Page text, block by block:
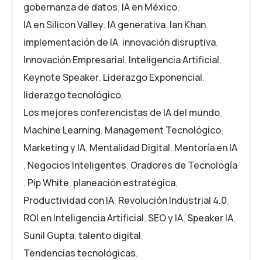
gobernanza de datos, IA en México,
IA en Silicon Valley, IA generativa, Ian Khan,
implementación de IA, innovación disruptiva,
Innovación Empresarial, Inteligencia Artificial,
Keynote Speaker, Liderazgo Exponencial,
liderazgo tecnológico,
Los mejores conferencistas de IA del mundo,
Machine Learning, Management Tecnológico,
Marketing y IA, Mentalidad Digital, Mentoría en IA
, Negocios Inteligentes, Oradores de Tecnología
, Pip White, planeación estratégica,
Productividad con IA, Revolución Industrial 4.0,
ROI en Inteligencia Artificial,SEO y IA,Speaker IA,
Sunil Gupta,talento digital,
Tendencias tecnológicas,